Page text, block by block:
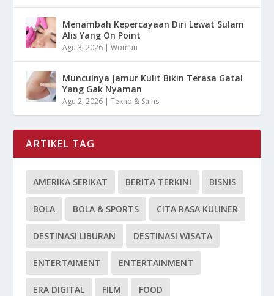
Menambah Kepercayaan Diri Lewat Sulam
Alis Yang On Point
Agu 3, 2026 |Woman
Munculnya Jamur Kulit Bikin Terasa Gatal
Yang Gak Nyaman
Agu 2, 2026 |Tekno & Sains
ARTIKEL TAG
AMERIKA SERIKAT BERITA TERKINI BISNIS
BOLA BOLA & SPORTS CITA RASA KULINER
DESTINASI LIBURAN DESTINASI WISATA
ENTERTAIMENT ENTERTAINMENT
ERA DIGITAL FILM FOOD